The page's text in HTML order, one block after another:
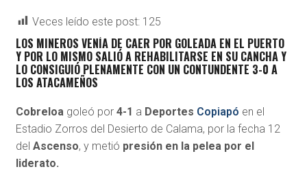
Veces leído este post: 125
LOS MINEROS VENÍA DE CAER POR GOLEADA EN EL PUERTO
Y POR LO MISMO SALIÓ A REHABILITARSE EN SU CANCHA Y
LO CONSIGUIÓ PLENAMENTE CON UN CONTUNDENTE 3-0 A
LOS ATACAMEÑOS
Cobreloa goleó por 4-1 a Deportes Copiapó en el
Estadio Zorros del Desierto de Calama, por la fecha 12
del Ascenso, y metió presión en la pelea por el
liderato.